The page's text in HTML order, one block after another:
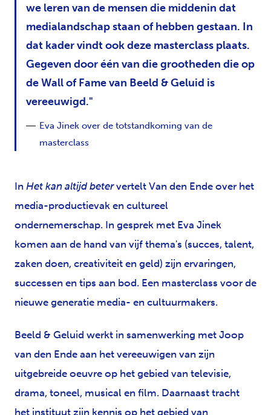
we leren van de mensen die middenin dat
medialandschap staan of hebben gestaan. In
dat kader vindt ook deze masterclass plaats.
Gegeven door één van die grootheden die op
de Wall of Fame van Beeld & Geluid is
vereeuwigd.
Eva Jinek over de totstandkoming van de
masterclass
In Het kan altijd betervertelt Van den Ende over het
media-productievak en cultureel
ondernemerschap. In gesprek met Eva Jinek
komen aan de hand van vijf thema's (succes, talent,
zaken doen, creativiteit en geld) zijn ervaringen,
successen en tips aan bod. Een masterclass voor de
nieuwe generatie media- en cultuurmakers.
Beeld & Geluid werkt in samenwerking met Joop
van den Ende aan het vereeuwigen van zijn
uitgebreide oeuvre op het gebied van televisie,
drama, toneel, musical en film. Daarnaast tracht
het instituut zijn kennis op het gebied van